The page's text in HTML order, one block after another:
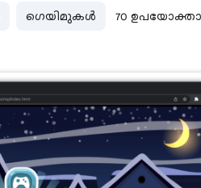
ഗെയിമുകള്‍ 70